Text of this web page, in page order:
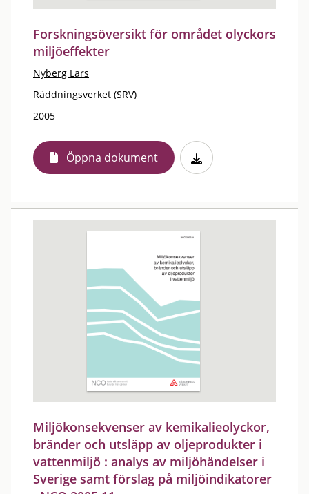
Forskningsöversikt för området olyckors
miljöeffekter
Nyberg Lars
Räddningsverket (SRV)
2005
Öppna dokument
Miljökonsekvenser av kemikalieolyckor,
bränder och utsläpp av oljeprodukter i
vattenmiljö : analys av miljöhändelser i
Sverige samt förslag på miljöindikatorer